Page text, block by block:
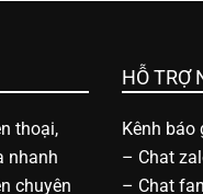
thoại,
nhanh
chuyên
HỖ TRỢ
Kênh báo
– Chat
– Chat